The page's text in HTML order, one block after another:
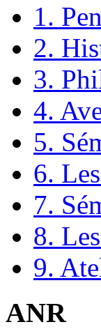
1.
2.
3.
4.
5.
6.
7.
8.
9.
ANR